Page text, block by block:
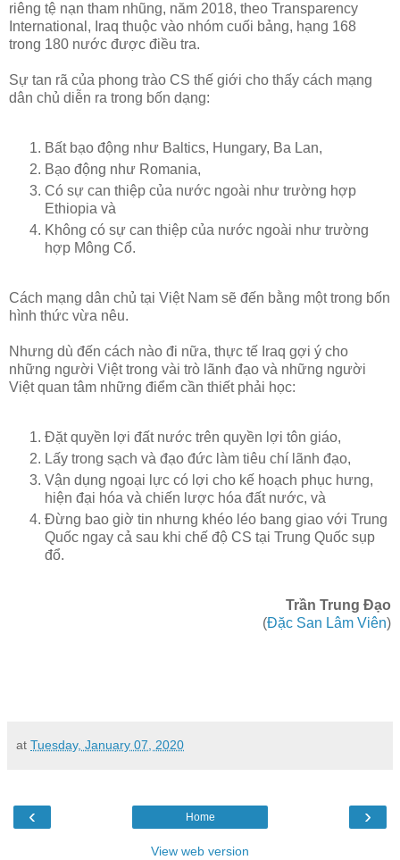
riêng tệ nạn tham nhũng, năm 2018, theo Transparency
International, Iraq thuộc vào nhóm cuối bảng, hạng 168
trong 180 nước được điều tra.
Sự tan rã của phong trào CS thế giới cho thấy cách mạng
dân chủ diễn ra trong bốn dạng:
Bất bạo động như Baltics, Hungary, Ba Lan,
Bạo động như Romania,
Có sự can thiệp của nước ngoài như trường hợp
Ethiopia và
Không có sự can thiệp của nước ngoài như trường
hợp Mông Cổ.
Cách mạng dân chủ tại Việt Nam sẽ đến bằng một trong bốn
hình thức vừa nêu.
Nhưng dù đến cách nào đi nữa, thực tế Iraq gợi ý cho
những người Việt trong vài trò lãnh đạo và những người
Việt quan tâm những điểm cần thiết phải học:
Đặt quyền lợi đất nước trên quyền lợi tôn giáo,
Lấy trong sạch và đạo đức làm tiêu chí lãnh đạo,
Vận dụng ngoại lực có lợi cho kế hoạch phục hưng,
hiện đại hóa và chiến lược hóa đất nước, và
Đừng bao giờ tin nhưng khéo léo bang giao với Trung
Quốc ngay cả sau khi chế độ CS tại Trung Quốc sụp
đổ.
Trần Trung Đạo
(Đặc San Lâm Viên)
at Tuesday, January 07, 2020
‹ ›
Home
View web version